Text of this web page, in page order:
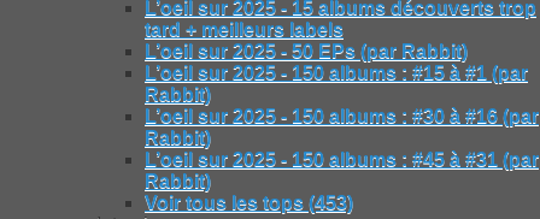
L’oeil sur 2025 - 15 albums découverts trop
tard + meilleurs labels
L’oeil sur 2025 - 50 EPs (par Rabbit)
L’oeil sur 2025 - 150 albums : #15 à #1 (par
Rabbit)
L’oeil sur 2025 - 150 albums : #30 à #16 (par
Rabbit)
L’oeil sur 2025 - 150 albums : #45 à #31 (par
Rabbit)
Voir tous les tops (453)